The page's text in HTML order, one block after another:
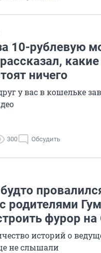
10-рублевую
ничего
у вас в кошельке
300 Обсудить
родителями
фурор
историй о
не слышали